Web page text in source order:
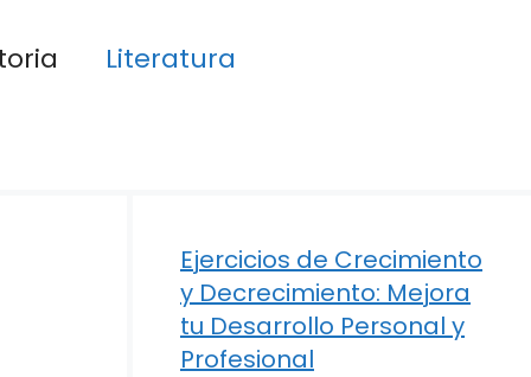
Literatura
Ejercicios de Crecimiento
y Decrecimiento: Mejora
tu Desarrollo Personal y
Profesional